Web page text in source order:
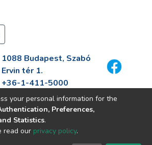
1088 Budapest, Szabó
Ervin tér 1.
+36-1-411-5000
info@fszek.hu
https://fszek.hu
your personal information for the
Preferences,
Statistics.
read our privacy policy.